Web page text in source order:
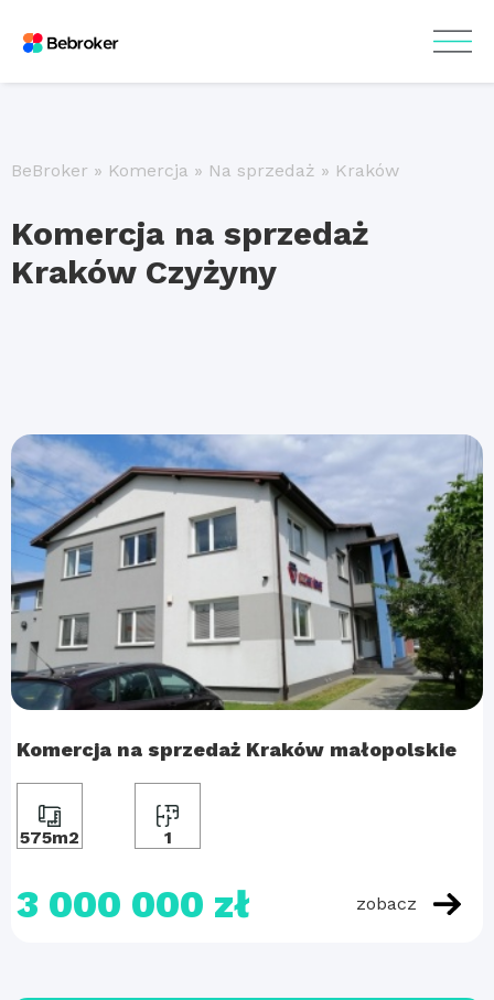
BeBroker » Komercja » Na sprzedaż » Kraków
Komercja na sprzedaż
Kraków Czyżyny
Komercja na sprzedaż Kraków małopolskie
575m2 1
3 000 000 zł zobacz